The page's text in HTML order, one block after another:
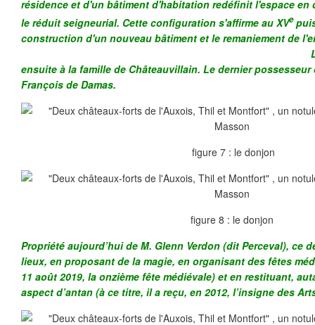
résidence et d'un bâtiment d'habitation redéfinit l'espace en
le réduit seigneurial. Cette configuration s'affirme au XVe
construction d'un nouveau bâtiment et le remaniement de
La terre de Thil
ensuite à la famille de Châteauvillain. Le dernier
François de Damas.
figure 7 : le donjon
figure 8 : le donjon
Propriété aujourd’hui de M. Glenn Verdon (dit Perceval), ce
lieux, en proposant de la magie, en organisant des fêtes
11 août 2019, la onzième fête médiévale) et en restituant,
aspect d’antan (à ce titre, il a reçu, en 2012, l’insigne des